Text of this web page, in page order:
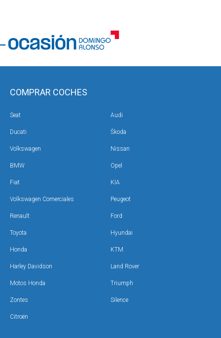
COMPRAR COCHES
Seat Audi
Ducati Škoda
Volkswagen Nissan
BMW Opel
Fiat KIA
Volkswagen Comerciales Peugeot
Renault Ford
Toyota Hyundai
Honda KTM
Harley Davidson Land Rover
Motos Honda Triumph
Zontes Silence
Citroën